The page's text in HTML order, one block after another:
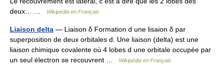
deux… …
Wikipédia en Français
Liaison delta — Liaison δ Formation d une lisaion δ par
superposition de deux orbitales d. Une liaison (delta) est une
liaison chimique covalente où 4 lobes d une orbitale occupée par
un seul électron se recouvrent …
Wikipédia en Français